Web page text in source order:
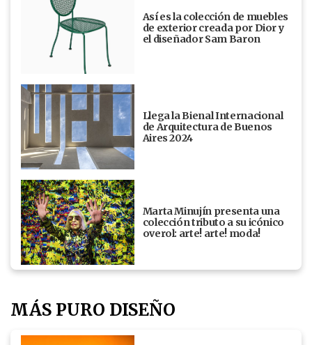
Así es la colección de muebles
de exterior creada por Dior y
el diseñador Sam Baron
Llega la Bienal Internacional
de Arquitectura de Buenos
Aires 2024
Marta Minujín presenta una
colección tributo a su icónico
overol: arte! arte! moda!
MÁS PURO DISEÑO